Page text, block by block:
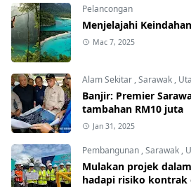
Pelancongan
Menjelajahi
Mac 7, 2025
Alam Sekitar ,Sarawak ,
Banjir: Premier
tambahan RM10 juta
Jan 31, 2025
Pembangunan ,Sarawak ,
Mulakan projek
hadapi risiko